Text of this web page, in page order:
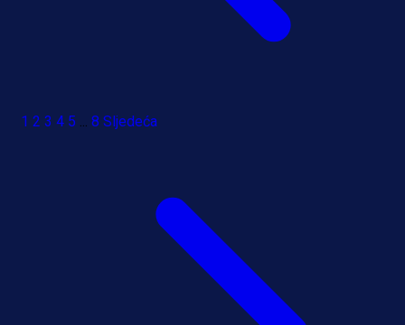
1 2 3 4 5 ... 8 Sljedeća